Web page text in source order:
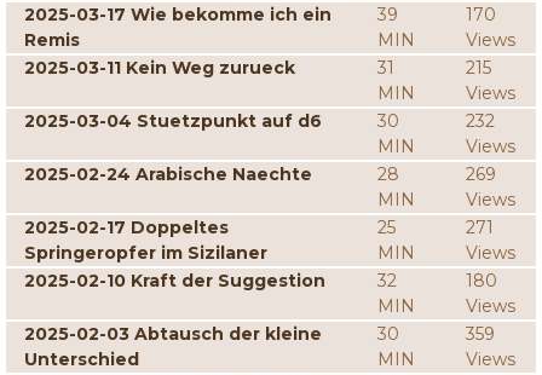
2025-03-17 Wie bekomme ich ein
Remis
39
MIN
170
Views
2025-03-11 Kein Weg zurueck
31
MIN
215
Views
2025-03-04 Stuetzpunkt auf d6
30
MIN
232
Views
2025-02-24 Arabische Naechte
28
MIN
269
Views
2025-02-17 Doppeltes
Springeropfer im Sizilaner
25
MIN
271
Views
2025-02-10 Kraft der Suggestion
32
MIN
180
Views
2025-02-03 Abtausch der kleine
Unterschied
30
MIN
359
Views